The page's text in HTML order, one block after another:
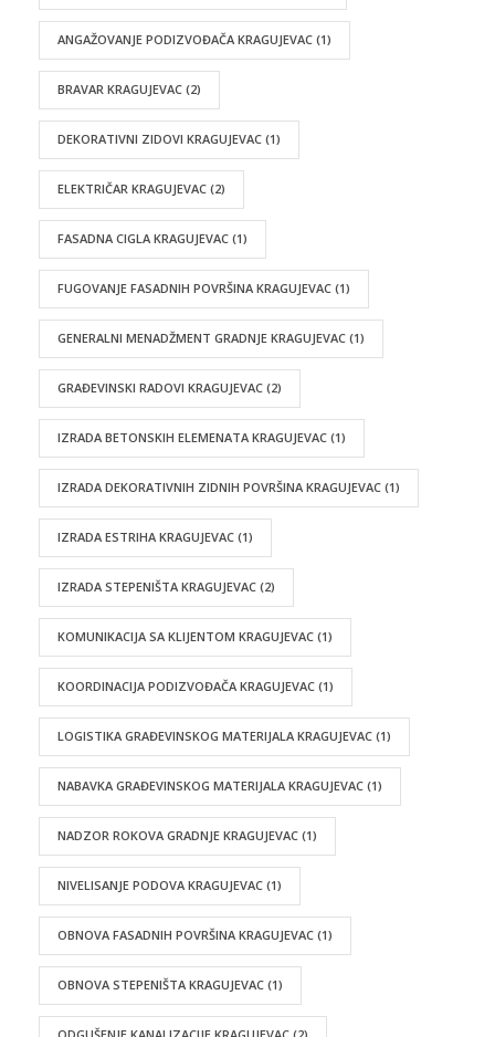
ANGAŽOVANJE PODIZVOĐAČA KRAGUJEVAC (1)
BRAVAR KRAGUJEVAC (2)
DEKORATIVNI ZIDOVI KRAGUJEVAC (1)
ELEKTRIČAR KRAGUJEVAC (2)
FASADNA CIGLA KRAGUJEVAC (1)
FUGOVANJE FASADNIH POVRŠINA KRAGUJEVAC (1)
GENERALNI MENADŽMENT GRADNJE KRAGUJEVAC (1)
GRAĐEVINSKI RADOVI KRAGUJEVAC (2)
IZRADA BETONSKIH ELEMENATA KRAGUJEVAC (1)
IZRADA DEKORATIVNIH ZIDNIH POVRŠINA KRAGUJEVAC (1)
IZRADA ESTRIHA KRAGUJEVAC (1)
IZRADA STEPENIŠTA KRAGUJEVAC (2)
KOMUNIKACIJA SA KLIJENTOM KRAGUJEVAC (1)
KOORDINACIJA PODIZVOĐAČA KRAGUJEVAC (1)
LOGISTIKA GRAĐEVINSKOG MATERIJALA KRAGUJEVAC (1)
NABAVKA GRAĐEVINSKOG MATERIJALA KRAGUJEVAC (1)
NADZOR ROKOVA GRADNJE KRAGUJEVAC (1)
NIVELISANJE PODOVA KRAGUJEVAC (1)
OBNOVA FASADNIH POVRŠINA KRAGUJEVAC (1)
OBNOVA STEPENIŠTA KRAGUJEVAC (1)